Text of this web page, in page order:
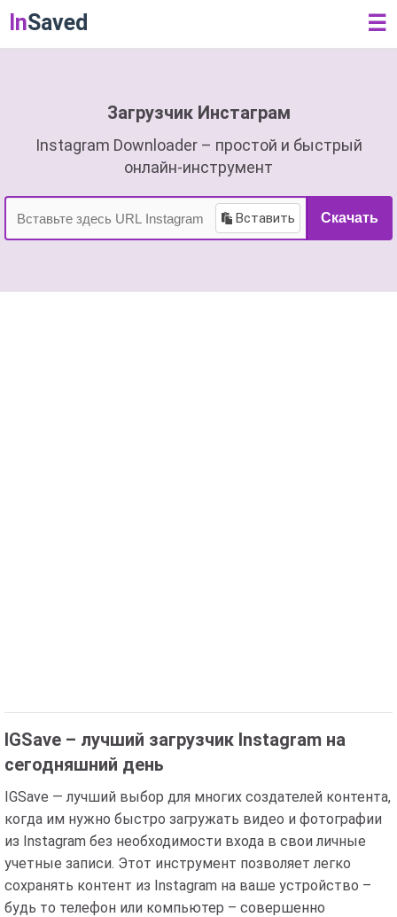
InSaved ☰
Загрузчик Инстаграм
Instagram Downloader – простой и быстрый
онлайн-инструмент
Вставить Скачать
IGSave – лучший загрузчик Instagram на
сегодняшний день
IGSave — лучший выбор для многих создателей контента,
когда им нужно быстро загружать видео и фотографии
из Instagram без необходимости входа в свои личные
учетные записи. Этот инструмент позволяет легко
сохранять контент из Instagram на ваше устройство –
будь то телефон или компьютер – совершенно